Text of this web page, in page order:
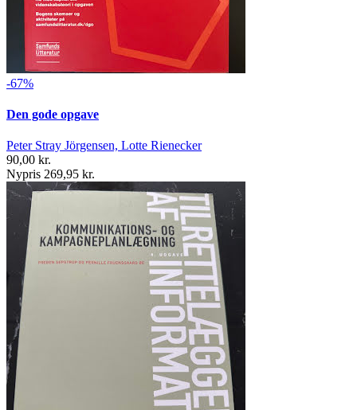
-67%
Den gode opgave
Peter Stray Jörgensen, Lotte Rienecker
90,00 kr.
Nypris 269,95 kr.